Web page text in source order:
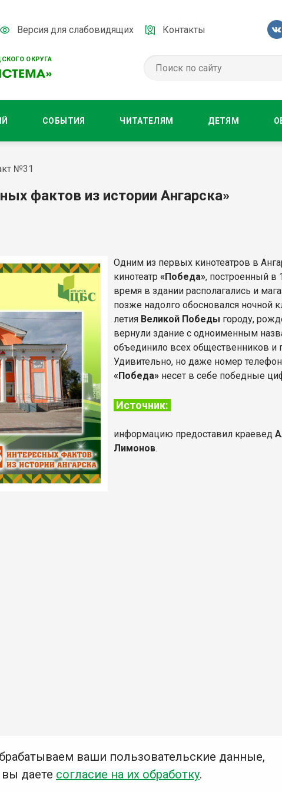
ОКРУГА
Версия для слабовидящих Контакты
СОБЫТИЯ ЧИТАТЕЛЯМ ДЕТЯМ
№31
фактов из истории Ангарска»
Одним из первых кинотеатров в
кинотеатр«Победа», построенный в
время в здании располагались и
позже надолго обосновался ночной
летия Великой Победы городу,
вернули здание с одноименным
объединило всех общественников и
Удивительно, но даже номер
«Победа» несет в себе победные
Источник:
информацию предоставил краевед
Лимонов.
ваши пользовательские данные,
даете согласие на их обработку.